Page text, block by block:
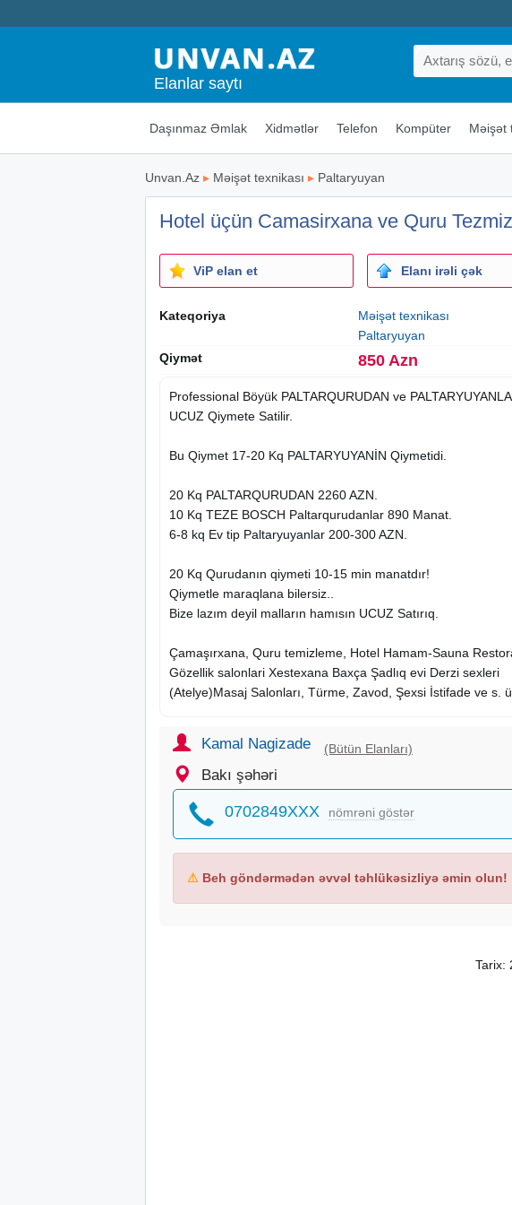
Elanlar saytı
Daşınmaz Əmlak Xidmətlər Telefon Kompüter Məişət
Unvan.Az ▸ Məişət texnikası ▸ Paltaryuyan
Hotel üçün Camasirxana ve Quru
ViP elan et Elanı irəli çək
Kateqoriya
Məişət texnikası
Paltaryuyan
Qiymət
850 Azn
Professional Böyük PALTARQURUDAN ve
UCUZ Qiymete Satilir.
Bu Qiymet 17-20 Kq PALTARYUYANİN Qiymetidi.
20 Kq PALTARQURUDAN 2260 AZN.
10 Kq TEZE BOSCH Paltarqurudanlar 890 Manat.
6-8 kq Ev tip Paltaryuyanlar 200-300 AZN.
20 Kq Qurudanın qiymeti 10-15 min manatdır!
Qiymetle maraqlana bilersiz..
Bize lazım deyil malların hamısın UCUZ Satırıq.
Çamaşırxana, Quru temizleme, Hotel Hamam-Sauna
Gözellik salonlari Xestexana Baxça Şadlıq evi Derzi sexleri
(Atelye)Masaj Salonları, Türme, Zavod, Şexsi İstifade ve s.
Maşınlar az işleyib TEZEDİRLER.
Amerikanın ORJİNAL mallarıdır
Paltarları uzaği 50 deq QUP QURU edir
Bütün avadanlıq 220 Volt ile işleyir.
Tutumu çox böyük ve ekanomdur.
ÜNVAN: Masazır, Tam Storun yani
#boyukpaltaryuyan #boyukpaltaryuyanlar #çamasırxana
Kamal Nagizade (Bütün Elanları)
Bakı şəhəri
0702849XXX nömrəni göstər
⚠ Beh göndərmədən əvvəl təhlükəsizliyə əmin olun!
Tarix: